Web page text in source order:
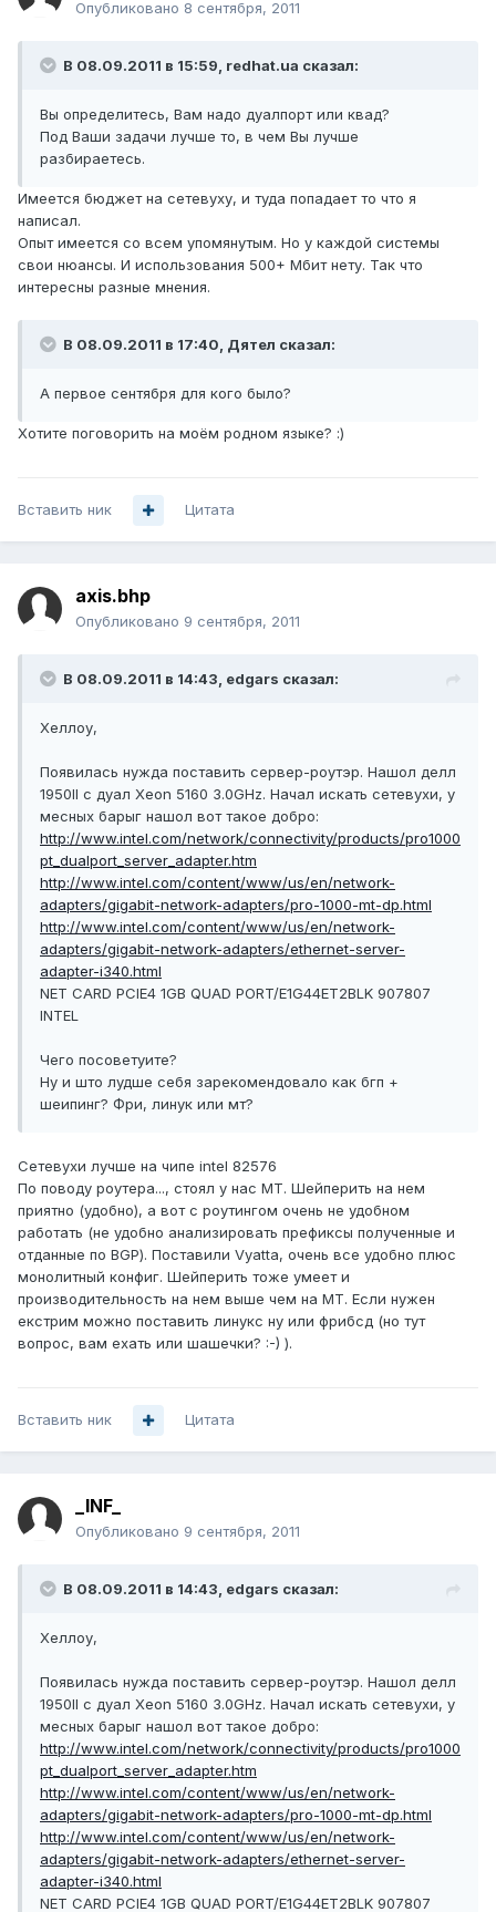
Опубликовано 8 сентября, 2011
В 08.09.2011 в 15:59, redhat.ua сказал:
Вы определитесь, Вам надо дуалпорт или квад?
Под Ваши задачи лучше то, в чем Вы лучше
разбираетесь.
Имеется бюджет на сетевуху, и туда попадает то что я
написал.
Опыт имеется со всем упомянутым. Но у каждой системы
свои нюансы. И использования 500+ Мбит нету. Так что
интересны разные мнения.
В 08.09.2011 в 17:40, Дятел сказал:
А первое сентября для кого было?
Хотите поговорить на моём родном языке? :)
Вставить ник Цитата
axis.bhp
Опубликовано 9 сентября, 2011
В 08.09.2011 в 14:43, edgars сказал:
Хеллоу,
Появилась нужда поставить сервер-роутэр. Нашол делл
1950II с дуал Xeon 5160 3.0GHz. Начал искать сетевухи, у
месных барыг нашол вот такое добро:
http://www.intel.com/network/connectivity/products/pro1000
pt_dualport_server_adapter.htm
http://www.intel.com/content/www/us/en/network-
adapters/gigabit-network-adapters/pro-1000-mt-dp.html
http://www.intel.com/content/www/us/en/network-
adapters/gigabit-network-adapters/ethernet-server-
adapter-i340.html
NET CARD PCIE4 1GB QUAD PORT/E1G44ET2BLK 907807
INTEL
Чего посоветуите?
Ну и што лудше себя зарекомендовало как бгп +
шеипинг? Фри, линук или мт?
Сетевухи лучше на чипе intel 82576
По поводу роутера..., стоял у нас MT. Шейперить на нем
приятно (удобно), а вот с роутингом очень не удобном
работать (не удобно анализировать префиксы полученные и
отданные по BGP). Поставили Vyatta, очень все удобно плюс
монолитный конфиг. Шейперить тоже умеет и
производительность на нем выше чем на MT. Если нужен
екстрим можно поставить линукс ну или фрибсд (но тут
вопрос, вам ехать или шашечки? :-) ).
Вставить ник Цитата
_INF_
Опубликовано 9 сентября, 2011
В 08.09.2011 в 14:43, edgars сказал:
Хеллоу,
Появилась нужда поставить сервер-роутэр. Нашол делл
1950II с дуал Xeon 5160 3.0GHz. Начал искать сетевухи, у
месных барыг нашол вот такое добро:
http://www.intel.com/network/connectivity/products/pro1000
pt_dualport_server_adapter.htm
http://www.intel.com/content/www/us/en/network-
adapters/gigabit-network-adapters/pro-1000-mt-dp.html
http://www.intel.com/content/www/us/en/network-
adapters/gigabit-network-adapters/ethernet-server-
adapter-i340.html
NET CARD PCIE4 1GB QUAD PORT/E1G44ET2BLK 907807